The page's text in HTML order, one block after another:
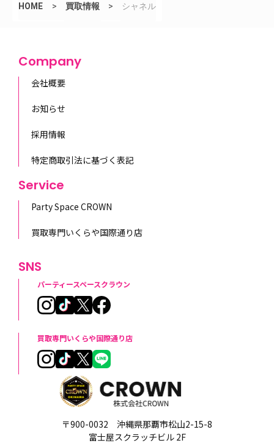
HOME > 買取情報 > シャネル
〒900-0032 沖縄県那覇市松山2-15-8
富士屋スクラッチビル 2F
Company
会社概要
お知らせ
採用情報
特定商取引法に基づく表記
Service
Party Space CROWN
買取専門いくらや国際通り店
SNS
パーティースペースクラウン
買取専門いくらや国際通り店